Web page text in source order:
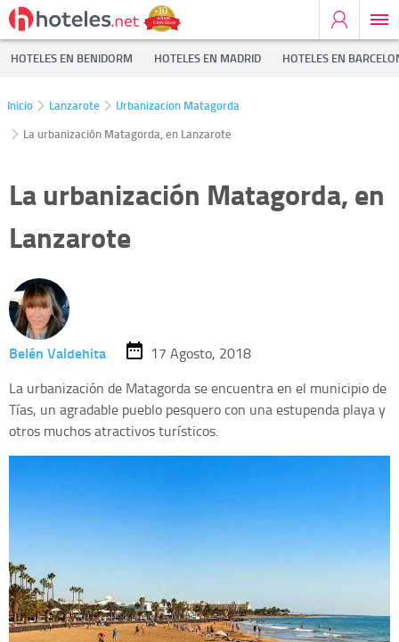
HOTELES EN BENIDORM HOTELES EN MADRID HOTELES EN
Inicio Lanzarote
Urbanizacion Matagorda
La urbanización Matagorda, en Lanzarote
La urbanización Matagorda, en
Lanzarote
Belén Valdehita
17 Agosto, 2018
La urbanización de Matagorda se encuentra en el municipio de
Tías, un agradable pueblo pesquero con una estupenda playa y
otros muchos atractivos turísticos.